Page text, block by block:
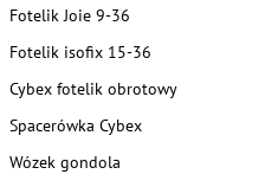
Fotelik Joie 9-36
Fotelik isofix 15-36
Cybex fotelik obrotowy
Spacerówka Cybex
Wózek gondola